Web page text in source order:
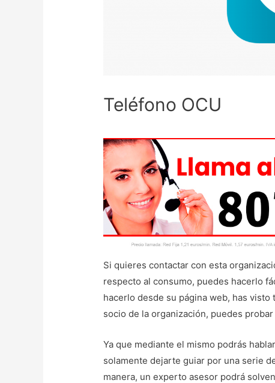
Teléfono OCU
Si quieres contactar con esta
respecto al consumo, puedes hacerlo
hacerlo desde su página web, has
socio de la organización, puedes
Ya que mediante el mismo podrás
solamente dejarte guiar por una serie
manera, un experto asesor podrá